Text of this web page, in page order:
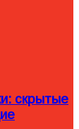
скрытые